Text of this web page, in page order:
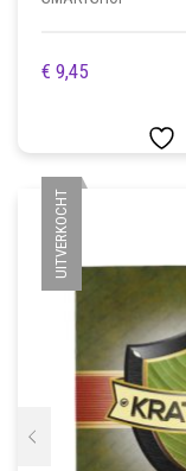
€ 9,45
UITVERKOCHT